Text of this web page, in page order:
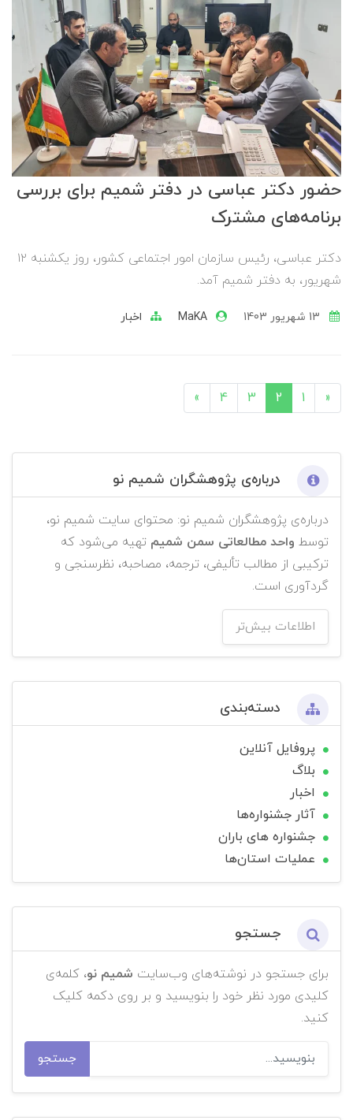
حضور دکتر عباسی در دفتر شمیم برای بررسی
برنامه‌های مشترک
دکتر عباسی، رئیس سازمان امور اجتماعی کشور، روز یکشنبه ۱۲
شهریور، به دفتر شمیم آمد.
MaKA اخبار
«
1
2
3
4
»
درباره‌ی پژوهشگران شمیم نو
درباره‌ی پژوهشگران شمیم نو: محتوای سایت شمیم نو،
توسط واحد مطالعاتی سمن شمیم تهیه می‌شود که
ترکیبی از مطالب تألیفی، ترجمه، مصاحبه، نظرسنجی و
گردآوری است.
اطلاعات بیش‌تر
دسته‌بندی
پروفایل آنلاین
بلاگ
اخبار
آثار جشنواره‌ها
جشنواره های باران
عملیات استان‌ها
جستجو
برای جستجو در نوشته‌های وب‌سایت شمیم نو، کلمه‌ی
کلیدی مورد نظر خود را بنویسید و بر روی دکمه کلیک
کنید.
جستجو